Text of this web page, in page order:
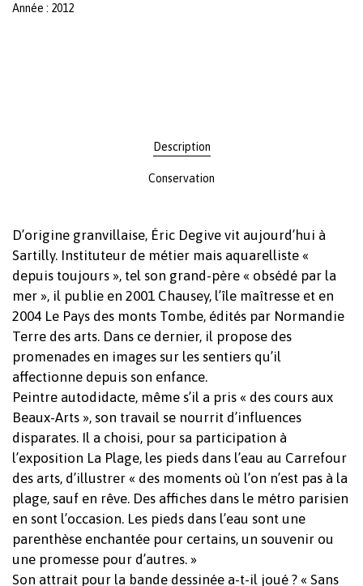
Votre panier est vide.
Année : 2012
Description
Conservation
D’origine granvillaise, Éric Degive vit aujourd’hui à
Sartilly. Instituteur de métier mais aquarelliste «
depuis toujours », tel son grand-père « obsédé par la
mer », il publie en 2001 Chausey, l’île maîtresse et en
2004 Le Pays des monts Tombe, édités par Normandie
Terre des arts. Dans ce dernier, il propose des
promenades en images sur les sentiers qu’il
affectionne depuis son enfance.
Peintre autodidacte, même s’il a pris « des cours aux
Beaux-Arts », son travail se nourrit d’influences
disparates. Il a choisi, pour sa participation à
l’exposition La Plage, les pieds dans l’eau au Carrefour
des arts, d’illustrer « des moments où l’on n’est pas à la
plage, sauf en rêve. Des affiches dans le métro parisien
en sont l’occasion. Les pieds dans l’eau sont une
parenthèse enchantée pour certains, un souvenir ou
une promesse pour d’autres. »
Son attrait pour la bande dessinée a-t-il joué ? « Sans